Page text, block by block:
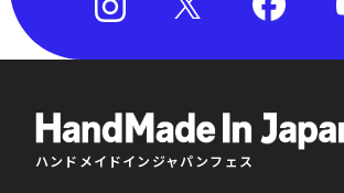
ハンドメイドインジャパンフェス